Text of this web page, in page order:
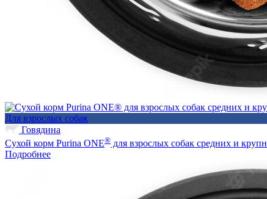
Для взрослых собак
Говядина
Сухой корм Purina ONE® для взрослых собак средних и
Подробнее